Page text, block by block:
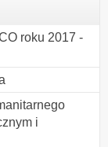
roku 2017 -
i